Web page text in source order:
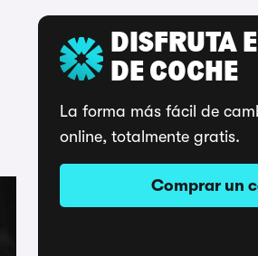
DISFRUTA
DE COCHE
La forma más fácil de
online, totalmente gratis.
Comprar un